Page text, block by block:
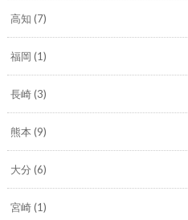
高知 (7)
福岡 (1)
長崎(3)
熊本 (9)
大分 (6)
宮崎(1)